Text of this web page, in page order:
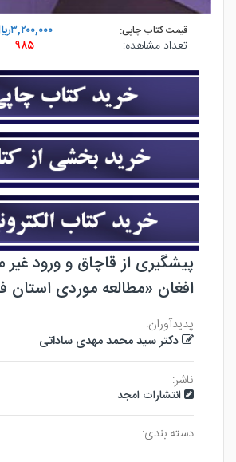
قیمت کتاب چاپی:
۳,۲۰۰,۰۰۰ريال
تعداد مشاهده:
۹۸۵
پیشگیری از قاچاق و ورود غیر
افغان «مطالعه موردی استان
پدیدآوران:
دکتر سید محمد مهدی ساداتی
ناشر:
انتشارات امجد
دسته بندی: